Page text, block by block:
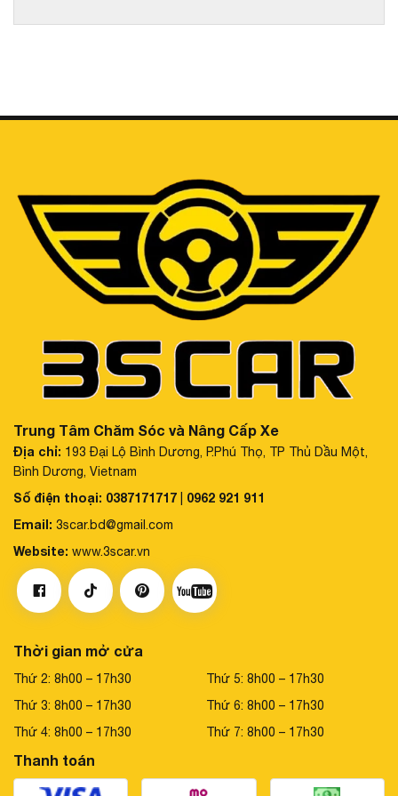
Trung Tâm Chăm Sóc và Nâng Cấp Xe
Địa chỉ: 193 Đại Lộ Bình Dương, P.Phú Thọ, TP Thủ Dầu Một,
Bình Dương, Vietnam
Số điện thoại: 0387171717
0962 921 911
Email: 3scar.bd@gmail.com
Website: www.3scar.vn
Thời gian mở cửa
Thứ 2: 8h00 – 17h30
Thứ 3: 8h00 – 17h30
Thứ 4: 8h00 – 17h30
Thứ 5: 8h00 – 17h30
Thứ 6: 8h00 – 17h30
Thứ 7: 8h00 – 17h30
Thanh toán